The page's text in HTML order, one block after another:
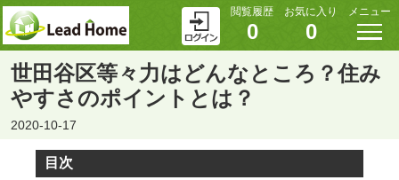
閲覧履歴
0
お気に入り
0
メニュー
世田谷区等々力はどんなところ？住み
やすさのポイントとは？
2020-10-17
目次